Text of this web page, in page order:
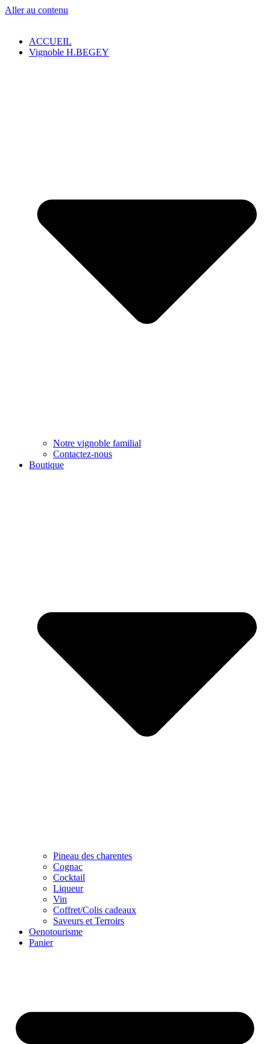
Aller au contenu
ACCUEIL
Vignoble H.BEGEY
Notre vignoble familial
Contactez-nous
Boutique
Pineau des charentes
Cognac
Cocktail
Liqueur
Vin
Coffret/Colis cadeaux
Saveurs et Terroirs
Oenotourisme
Panier